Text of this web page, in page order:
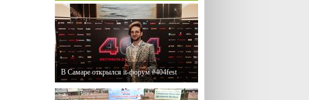
В Самаре открылся it-форум #404fest